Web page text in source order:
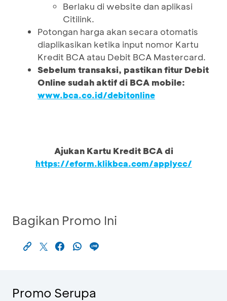
Berlaku di website dan aplikasi
Citilink.
Potongan harga akan secara otomatis
diaplikasikan ketika input nomor Kartu
Kredit BCA atau Debit BCA Mastercard.
Sebelum transaksi, pastikan fitur Debit
Online sudah aktif di BCA mobile:
www.bca.co.id/debitonline
Ajukan Kartu Kredit BCA di
https://eform.klikbca.com/applycc/
Bagikan Promo Ini
Promo Serupa